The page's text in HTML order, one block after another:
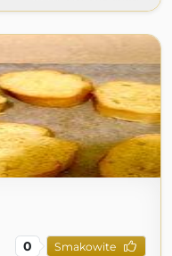
0 Smakowite